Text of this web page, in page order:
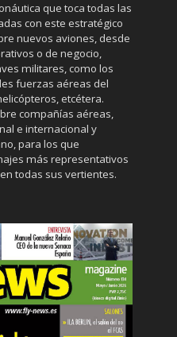
que toca todas las
con este estratégico
nuevos aviones, desde
o de negocio,
militares, como los
fuerzas aéreas del
etcétera.
compañías aéreas,
e internacional y
para los que
más representativos
todas sus vertientes.